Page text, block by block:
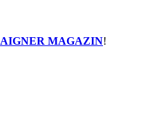
AIGNER MAGAZIN!